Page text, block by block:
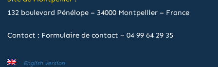
132 boulevard Pénélope – 34000 Montpellier – France
Contact : Formulaire de contact – 04 99 64 29 35
English version